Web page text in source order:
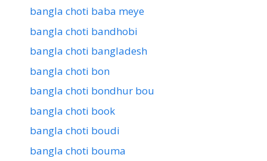
bangla choti baba meye
bangla choti bandhobi
bangla choti bangladesh
bangla choti bon
bangla choti bondhur bou
bangla choti book
bangla choti boudi
bangla choti bouma